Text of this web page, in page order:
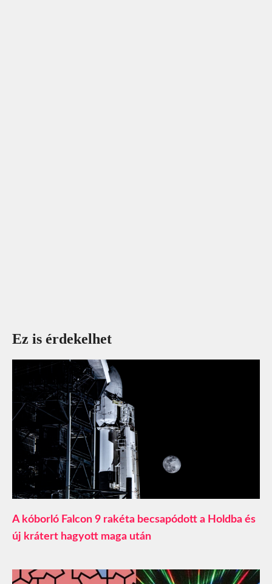
Ez is érdekelhet
A kóborló Falcon 9 rakéta becsapódott a Holdba és
új krátert hagyott maga után